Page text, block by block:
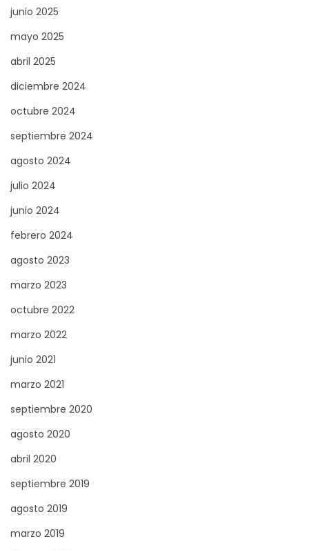
junio 2025
mayo 2025
abril 2025
diciembre 2024
octubre 2024
septiembre 2024
agosto 2024
julio 2024
junio 2024
febrero 2024
agosto 2023
marzo 2023
octubre 2022
marzo 2022
junio 2021
marzo 2021
septiembre 2020
agosto 2020
abril 2020
septiembre 2019
agosto 2019
marzo 2019